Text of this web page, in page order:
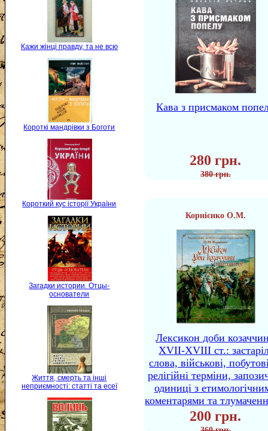
Кажи жінці правду, та не всю
Короткі мандрівки з Боготи
Короткий кус історії України
Загадки истории. Отцы-
основатели
Життя, смерть та інші
неприємності: статті та есеї
Кава з присмаком
280 грн.
380 грн.
Корнієнко О.М.
Лексикон доби
XVII-XVIII ст.:
слова, військові,
релігійні терміни,
одиниці з
коментарями та
200 грн.